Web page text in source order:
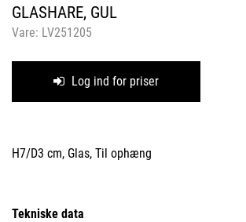
GLASHARE, GUL
Vare: LV251205
Log ind for priser
H7/D3 cm, Glas, Til ophæng
Tekniske data